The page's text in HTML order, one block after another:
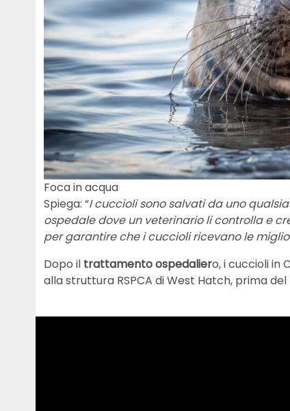
Foca in acqua
Spiega: “I cuccioli sono salvati da uno
ospedale dove un veterinario li controlla e
per garantire che i cuccioli ricevano le
Dopo il trattamento ospedaliero, i cuccioli in
alla struttura RSPCA di West Hatch, prima